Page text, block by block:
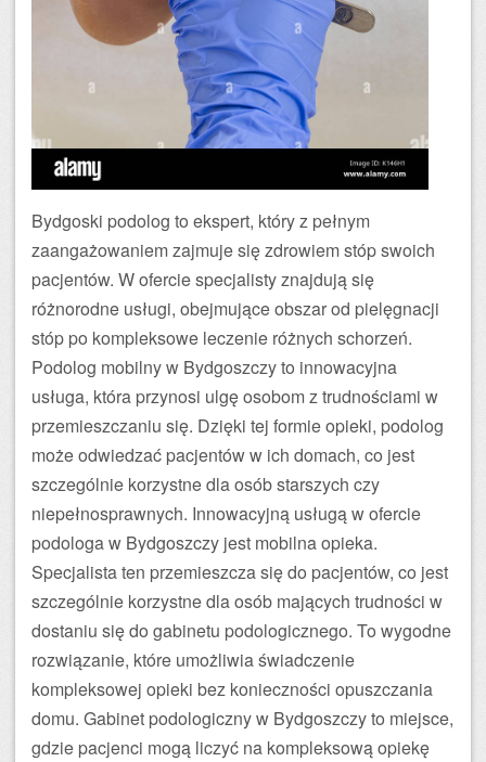
Bydgoski podolog to ekspert, który z pełnym
zaangażowaniem zajmuje się zdrowiem stóp swoich
pacjentów. W ofercie specjalisty znajdują się
różnorodne usługi, obejmujące obszar od pielęgnacji
stóp po kompleksowe leczenie różnych schorzeń.
Podolog mobilny w Bydgoszczy to innowacyjna
usługa, która przynosi ulgę osobom z trudnościami w
przemieszczaniu się. Dzięki tej formie opieki, podolog
może odwiedzać pacjentów w ich domach, co jest
szczególnie korzystne dla osób starszych czy
niepełnosprawnych. Innowacyjną usługą w ofercie
podologa w Bydgoszczy jest mobilna opieka.
Specjalista ten przemieszcza się do pacjentów, co jest
szczególnie korzystne dla osób mających trudności w
dostaniu się do gabinetu podologicznego. To wygodne
rozwiązanie, które umożliwia świadczenie
kompleksowej opieki bez konieczności opuszczania
domu. Gabinet podologiczny w Bydgoszczy to miejsce,
gdzie pacjenci mogą liczyć na kompleksową opiekę